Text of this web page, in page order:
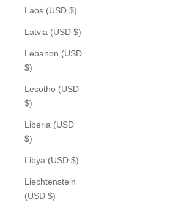
Laos (USD $)
Latvia (USD $)
Lebanon (USD
$)
Lesotho (USD
$)
Liberia (USD
$)
Libya (USD $)
Liechtenstein
(USD $)